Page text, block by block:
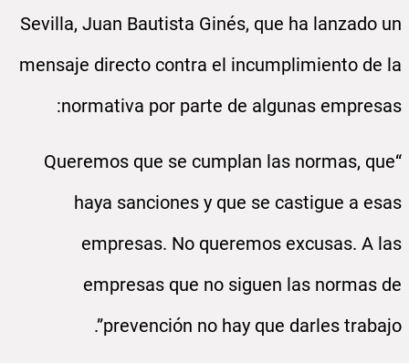
Sevilla, Juan Bautista Ginés, que ha lanzado un
mensaje directo contra el incumplimiento de la
normativa por parte de algunas empresas:
“Queremos que se cumplan las normas, que
haya sanciones y que se castigue a esas
empresas. No queremos excusas. A las
empresas que no siguen las normas de
prevención no hay que darles trabajo”.